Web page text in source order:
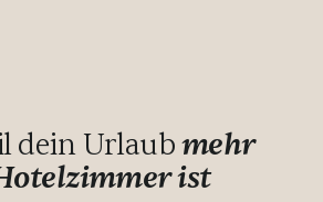
dein Urlaubmehr
ist